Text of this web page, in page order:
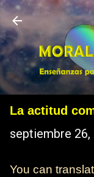
Ir
La actitud
septiembre 26,
You can